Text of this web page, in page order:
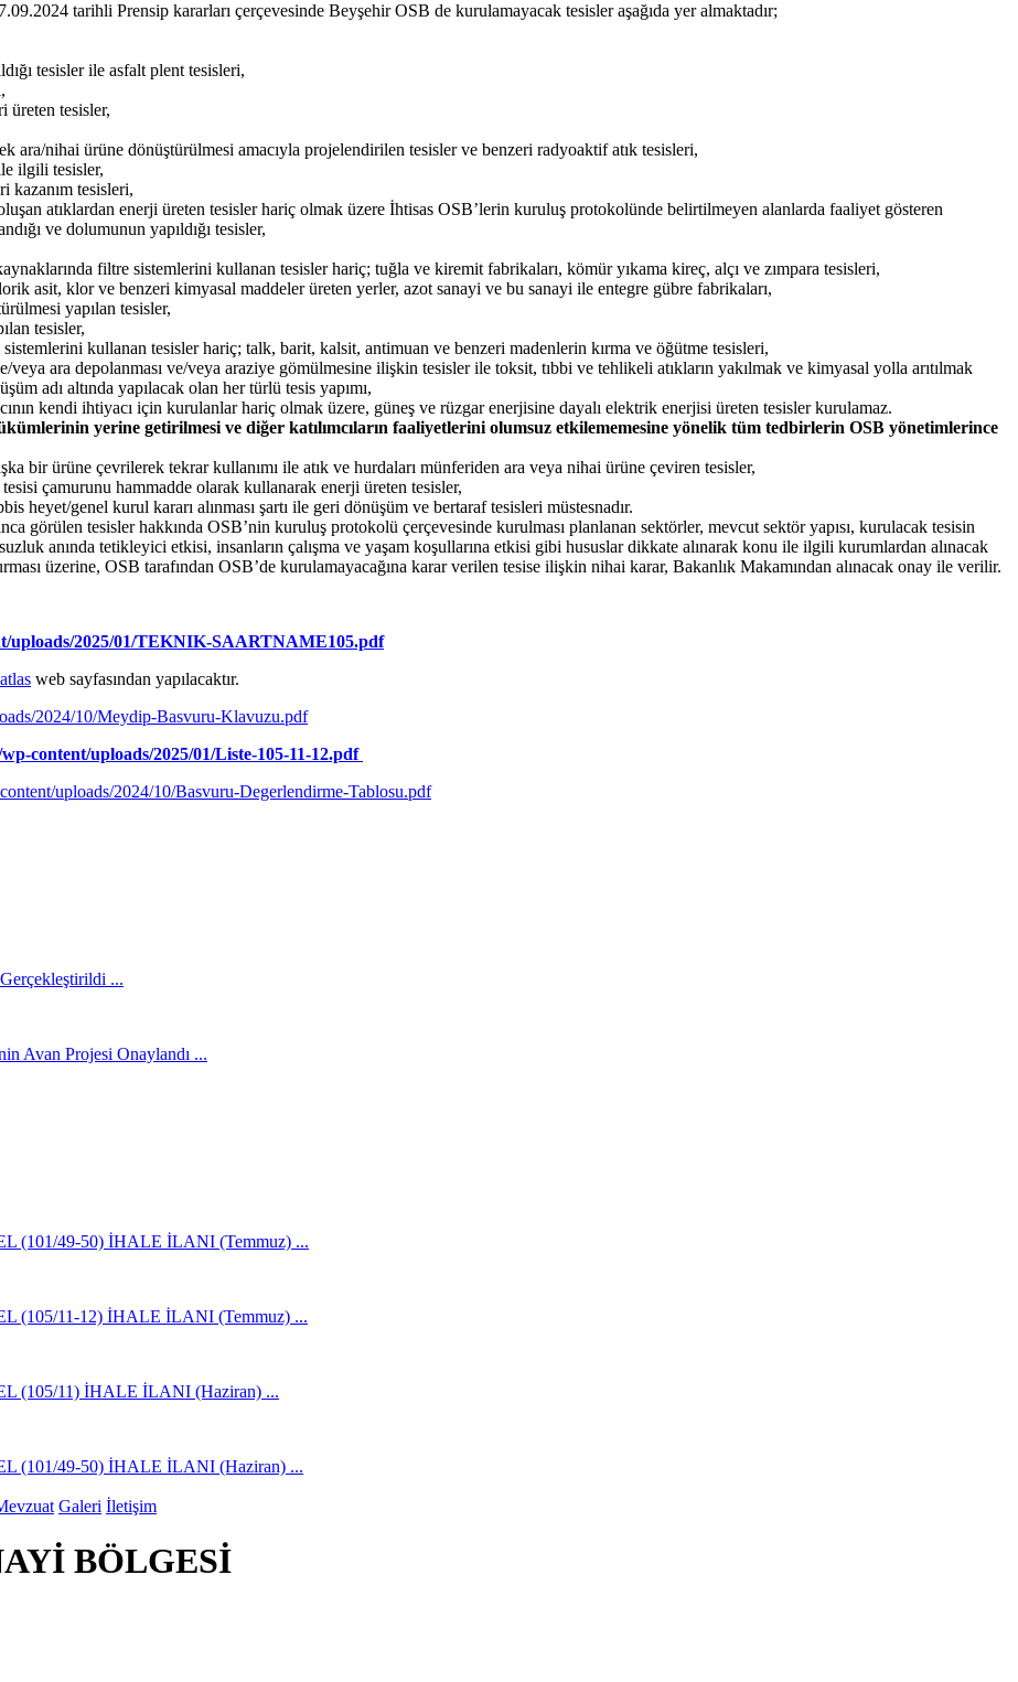
tarihli Prensip kararları çerçevesinde Beyşehir OSB de kurulamayacak tesisler aşağıda yer almaktadır;
tesisler ile asfalt plent tesisleri,
üreten tesisler,
ara/nihai ürüne dönüştürülmesi amacıyla projelendirilen tesisler ve benzeri radyoaktif atık tesisleri,
ilgili tesisler,
kazanım tesisleri,
atıklardan enerji üreten tesisler hariç olmak üzere İhtisas OSB’lerin kuruluş protokolünde belirtilmeyen alanlarda faaliyet gösteren
ve dolumunun yapıldığı tesisler,
filtre sistemlerini kullanan tesisler hariç; tuğla ve kiremit fabrikaları, kömür yıkama kireç, alçı ve zımpara tesisleri,
asit, klor ve benzeri kimyasal maddeler üreten yerler, azot sanayi ve bu sanayi ile entegre gübre fabrikaları,
yapılan tesisler,
tesisler,
kullanan tesisler hariç; talk, barit, kalsit, antimuan ve benzeri madenlerin kırma ve öğütme tesisleri,
veya ara depolanması ve/veya araziye gömülmesine ilişkin tesisler ile toksit, tıbbi ve tehlikeli atıkların yakılmak ve kimyasal yolla arıtılmak
adı altında yapılacak olan her türlü tesis yapımı,
kendi ihtiyacı için kurulanlar hariç olmak üzere, güneş ve rüzgar enerjisine dayalı elektrik enerjisi üreten tesisler kurulamaz.
yerine getirilmesi ve diğer katılımcıların faaliyetlerini olumsuz etkilememesine yönelik tüm tedbirlerin OSB yönetimlerince
bir ürüne çevrilerek tekrar kullanımı ile atık ve hurdaları münferiden ara veya nihai ürüne çeviren tesisler,
çamurunu hammadde olarak kullanarak enerji üreten tesisler,
heyet/genel kurul kararı alınması şartı ile geri dönüşüm ve bertaraf tesisleri müstesnadır.
görülen tesisler hakkında OSB’nin kuruluş protokolü çerçevesinde kurulması planlanan sektörler, mevcut sektör yapısı, kurulacak tesisin
anında tetikleyici etkisi, insanların çalışma ve yaşam koşullarına etkisi gibi hususlar dikkate alınarak konu ile ilgili kurumlardan alınacak
üzerine, OSB tarafından OSB’de kurulamayacağına karar verilen tesise ilişkin nihai karar, Bakanlık Makamından alınacak onay ile verilir.
uploads/2025/01/TEKNIK-SAARTNAME105.pdf
web sayfasından yapılacaktır.
2024/10/Meydip-Basvuru-Klavuzu.pdf
content/uploads/2025/01/Liste-105-11-12.pdf
uploads/2024/10/Basvuru-Degerlendirme-Tablosu.pdf
...
Avan Projesi Onaylandı ...
(101/49-50) İHALE İLANI (Temmuz) ...
(105/11-12) İHALE İLANI (Temmuz) ...
(105/11) İHALE İLANI (Haziran) ...
(101/49-50) İHALE İLANI (Haziran) ...
Galeri İletişim
BÖLGESİ